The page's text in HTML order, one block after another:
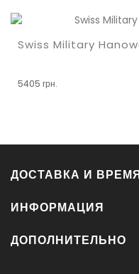
Swiss Military
5405 грн.
ДОСТАВКА И
ИНФОРМАЦИЯ
ДОПОЛНИТЕЛЬНО